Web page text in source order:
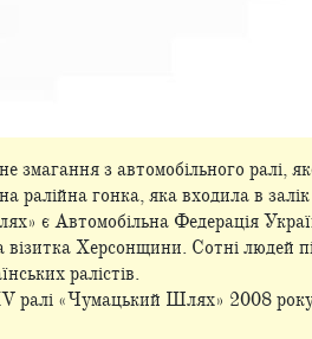
з автомобільного ралі,
ралійна гонка, яка входила в
є Автомобільна Федерація
Херсонщини. Сотні людей
ралістів.
ралі «Чумацький Шлях» 2008 року,